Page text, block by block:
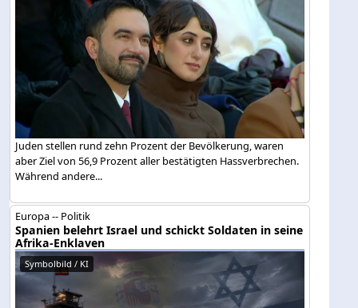
Juden stellen rund zehn Prozent der Bevölkerung, waren
aber Ziel von 56,9 Prozent aller bestätigten Hassverbrechen.
Während andere...
Europa -- Politik
Spanien belehrt Israel und schickt Soldaten in seine
Afrika-Enklaven
Symbolbild / KI